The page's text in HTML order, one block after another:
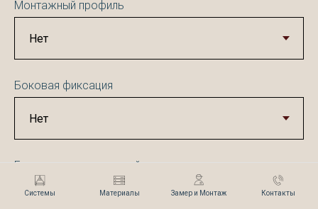
Системы Материалы Замер и Монтаж Контакты
Монтажный профиль
Боковая фиксация
Груз цепи декоративный